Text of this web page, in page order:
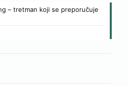
– tretman koji se preporučuje